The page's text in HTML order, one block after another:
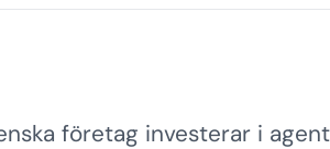
företag investerar i